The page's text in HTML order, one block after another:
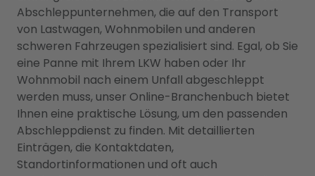
Abschleppunternehmen, die auf den Transport
von Lastwagen, Wohnmobilen und anderen
schweren Fahrzeugen spezialisiert sind. Egal, ob Sie
eine Panne mit Ihrem LKW haben oder Ihr
Wohnmobil nach einem Unfall abgeschleppt
werden muss, unser Online-Branchenbuch bietet
Ihnen eine praktische Lösung, um den passenden
Abschleppdienst zu finden. Mit detaillierten
Einträgen, die Kontaktdaten,
Standortinformationen und oft auch